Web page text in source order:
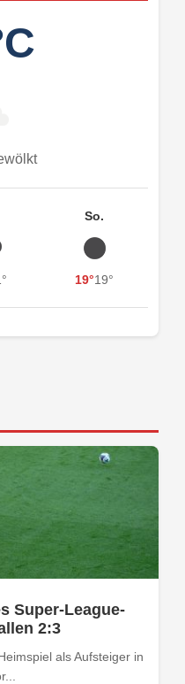
So.
19°19°
Super-League-
2:3
als Aufsteiger in